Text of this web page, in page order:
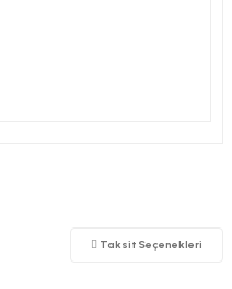
Taksit Seçenekleri